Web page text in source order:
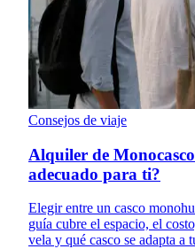
Consejos de viaje
Alquiler de
adecuado para ti?
Elegir entre un casco
guía cubre el espacio, el
vela y qué casco se adapta a